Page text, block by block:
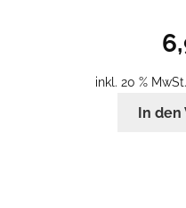
inkl. 20 % MwSt.
In den